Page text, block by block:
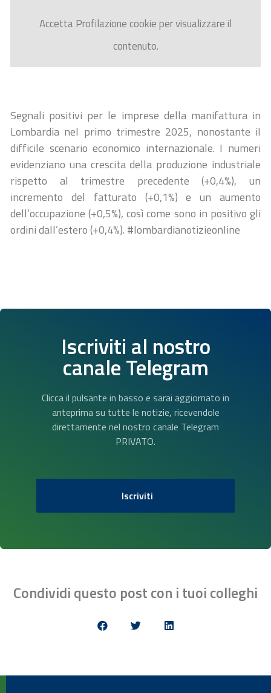
AccettaProfilazionecookie per visualizzare il
contenuto.
Segnali positivi per le imprese della manifattura in
Lombardia nel primo trimestre 2025, nonostante il
difficile scenario economico internazionale. I numeri
evidenziano una crescita della produzione industriale
rispetto al trimestre precedente (+0,4%), un
incremento del fatturato (+0,1%) e un aumento
dell’occupazione (+0,5%), così come sono in positivo gli
ordini dall’estero (+0,4%). #lombardianotizieonline
Iscriviti al nostro
canale Telegram
Clicca il pulsante in basso e sarai aggiornato in
anteprima su tutte le notizie, ricevendole
direttamente nel nostro canale Telegram
PRIVATO.
Iscriviti
Condividi questo post con i tuoi colleghi